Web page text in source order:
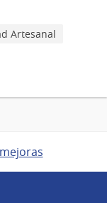
Artesanal